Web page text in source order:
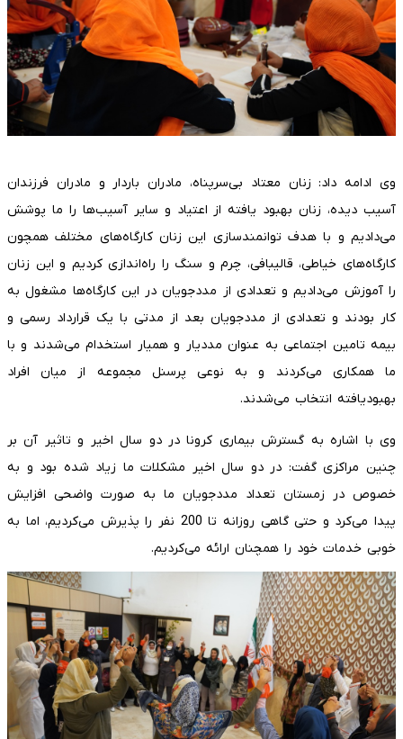
وی ادامه داد: زنان معتاد بی‌سرپناه، مادران باردار و مادران فرزندان
آسیب دیده، زنان بهبود یافته از اعتیاد و سایر آسیب‌ها را ما پوشش
می‌دادیم و با هدف توانمندسازی این زنان کارگاه‌های مختلف همچون
کارگاه‌های خیاطی، قالیبافی، چرم و سنگ را راه‌اندازی کردیم و این زنان
را آموزش می‌دادیم و تعدادی از مددجویان در این کارگاه‌ها مشغول به
کار بودند و تعدادی از مددجویان بعد از مدتی با یک قرارداد رسمی و
بیمه تامین اجتماعی به عنوان مددیار و همیار استخدام می‌شدند و با
ما همکاری می‌کردند و به نوعی پرسنل مجموعه از میان افراد
بهبودیافته انتخاب می‌شدند.
وی با اشاره به گسترش بیماری کرونا در دو سال اخیر و تاثیر آن بر
چنین مراکزی گفت: در دو سال اخیر مشکلات ما زیاد شده بود و به
خصوص در زمستان تعداد مددجویان ما به صورت واضحی افزایش
پیدا می‌کرد و حتی گاهی روزانه تا 200 نفر را پذیرش می‌کردیم، اما به
خوبی خدمات خود را همچنان ارائه می‌کردیم.